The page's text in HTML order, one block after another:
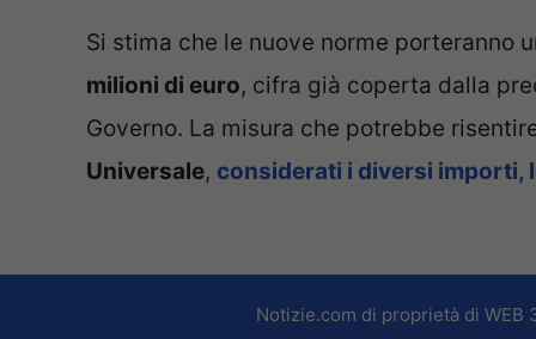
Si stima che le nuove norme porteranno
milioni di euro, cifra già coperta dalla
Governo. La misura che potrebbe
Universale, considerati i diversi importi,
Notizie.com di proprietà di WEB